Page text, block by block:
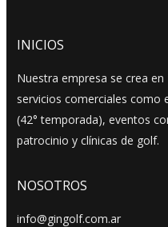
INICIOS
Nuestra empresa se crea
servicios comerciales como
(42° temporada), eventos
patrocinio y clínicas de golf.
NOSOTROS
info@gingolf.com.ar